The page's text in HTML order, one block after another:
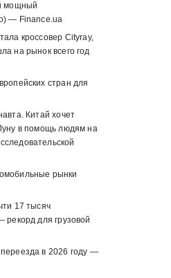
мощный
— Finance.ua
кроссовер Cityray,
на рынок всего год
стран для
Китай хочет
в помощь людям на
рынки
17 тысяч
рекорд для грузовой
в 2026 году —